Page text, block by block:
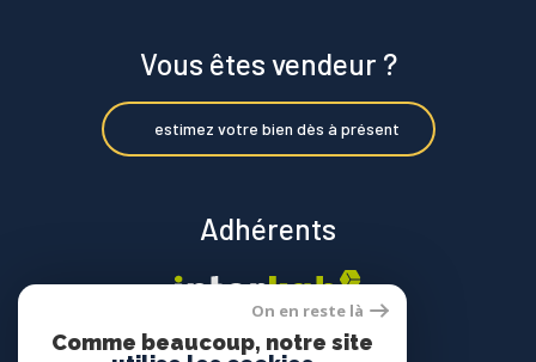
Vous êtes vendeur ?
estimez votre bien dès à présent
Adhérents
On en reste là
Comme beaucoup, notre site